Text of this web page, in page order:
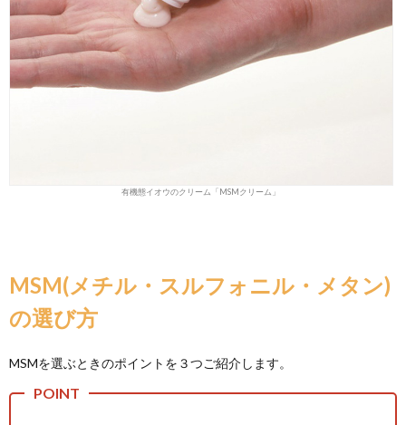
有機態イオウのクリーム「MSMクリーム」
MSM(メチル・スルフォニル・メタン)
の選び方
MSMを選ぶときのポイントを３つご紹介します。